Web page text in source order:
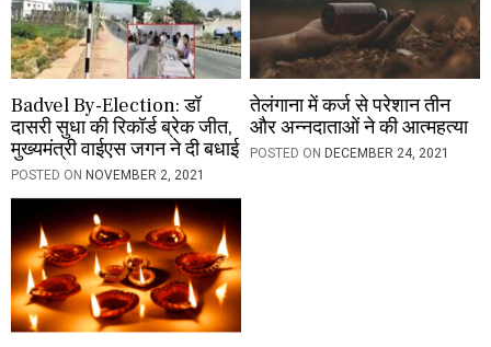
Badvel By-Election: डॉ
दासरी सुधा की रिकॉर्ड ब्रेक जीत,
मुख्यमंत्री वाईएस जगन ने दी बधाई
POSTED ON NOVEMBER 2, 2021
तेलंगाना में कर्ज से परेशान तीन
और अन्नदाताओं ने की आत्महत्या
POSTED ON DECEMBER 24, 2021